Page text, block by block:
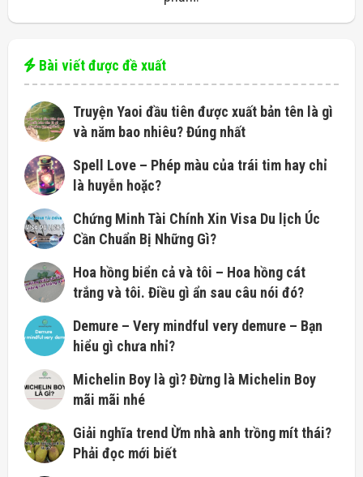
Bài viết được đề xuất
Truyện Yaoi đầu tiên được xuất bản tên là gì
và năm bao nhiêu? Đúng nhất
Spell Love – Phép màu của trái tim hay chỉ
là huyễn hoặc?
Chứng Minh Tài Chính Xin Visa Du lịch Úc
Cần Chuẩn Bị Những Gì?
Hoa hồng biển cả và tôi – Hoa hồng cát
trắng và tôi. Điều gì ẩn sau câu nói đó?
Demure – Very mindful very demure – Bạn
hiểu gì chưa nhỉ?
Michelin Boy là gì? Đừng là Michelin Boy
mãi mãi nhé
Giải nghĩa trend Ừm nhà anh trồng mít thái?
Phải đọc mới biết